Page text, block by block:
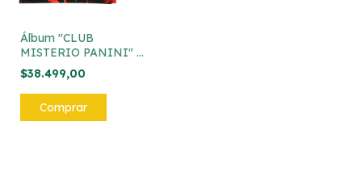
Álbum "CLUB
MISTERIO PANINI" +
20 sobres de figuritas
$38.499,00